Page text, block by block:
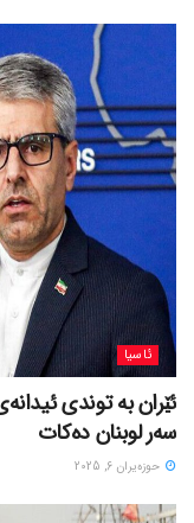
ئاسیا
ئێران بە توندی
سەر لوبنان دەکات
حوزه‌یران 6, 2025